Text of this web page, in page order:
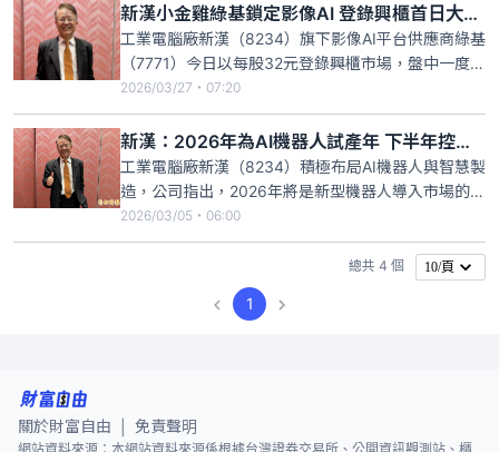
貨，隨著AI機器人應用升溫，可望成為下半年重要成
長動能。
新漢小金雞綠基鎖定影像AI 登錄興櫃首日大漲159％
工業電腦廠新漢（8234）旗下影像AI平台供應商綠基
（7771）今日以每股32元登錄興櫃市場，盤中一度站
上88元、暴漲175%，終場收在83.1元，單日漲幅
159%。管理層指出，今年1月至2月營收相對於去年
同期略微衰退，主要是因農曆年假期天期較長影響出
貨所致，公司後續在手訂單將陸續出貨，預計未來營
收
2026/03/27・07:20
新漢：2026年為AI機器人試產年 下半年控制器量產可期
工業電腦廠新漢（8234）積極布局AI機器人與智慧製
造，公司指出，2026年將是新型機器人導入市場的
「試量產年」，包括人形機器人、輪式人形機器人及
機器狗等多項專案，正進入測試與導入階段。隨著安
全控制器完成國際認證，客戶預計今年第三季完成整
機認證，下半年有機會陸續進入量產階段，增加相關
控制器與AI模組
2026/03/05・06:00
總共 4 個 10/頁
1
關於財富自由 免責聲明